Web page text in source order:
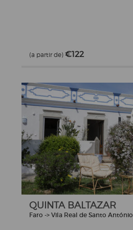
(a partir de) €122
QUINTA BALTAZAR
Faro -> Vila Real de Santo António